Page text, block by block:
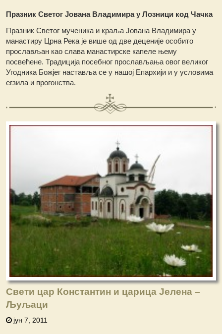
Празник Светог Јована Владимира у Лозници код Чачка
Празник Светог мученика и краља Јована Владимира у
манастиру Црна Река је више од две деценије особито
прослављан као слава манастирске капеле њему
посвећене. Традиција посебног прослављања овог великог
Угодника Божјег наставља се у нашој Епархији и у условима
егзила и прогонства.
Свети цар Константин и царица Јелена –
Љуљаци
јун 7, 2011